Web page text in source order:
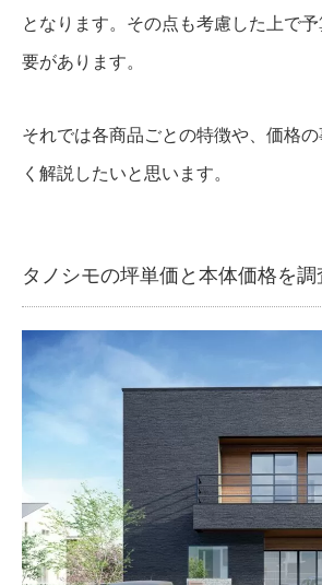
となります。その点も考慮した上で
要があります。
それでは各商品ごとの特徴や、価格
く解説したいと思います。
タノシモの坪単価と本体価格を調